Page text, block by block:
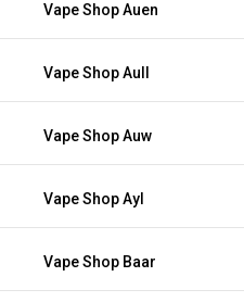
Vape Shop Auen
Vape Shop Aull
Vape Shop Auw
Vape Shop Ayl
Vape Shop Baar